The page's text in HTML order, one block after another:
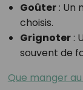
Goûter: Un
choisis.
Grignoter:
souvent de
Que manger